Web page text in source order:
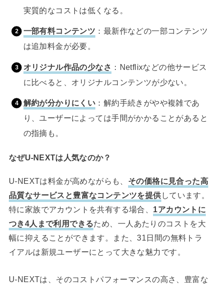
実質的なコストは低くなる。
一部有料コンテンツ ：最新作などの一部コンテンツ
は追加料金が必要。
オリジナル作品の少なさ ：Netflixなどの他サービス
に比べると、オリジナルコンテンツが少ない。
解約が分かりにくい ：解約手続きがやや複雑であ
り、ユーザーによっては手間がかかることがあると
の指摘も。
なぜU-NEXTは人気なのか？
U-NEXTは料金が高めながらも、 その価格に見合った高
品質なサービスと豊富なコンテンツを提供 しています。
特に家族でアカウントを共有する場合、 1アカウントに
つき4人まで利用できるため、一人あたりのコストを大
幅に抑えることができます。また、31日間の無料トラ
イアルは新規ユーザーにとって大きな魅力です。
U-NEXTは、そのコストパフォーマンスの高さ、豊富な